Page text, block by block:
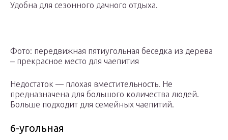
Удобна для сезонного дачного отдыха.
Фото: передвижная пятиугольная беседка из дерева
‒ прекрасное место для чаепития
Недостаток — плохая вместительность. Не
предназначена для большого количества людей.
Больше подходит для семейных чаепитий.
6-угольная